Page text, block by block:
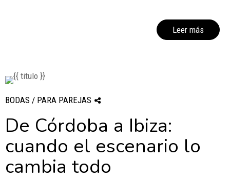
Leer más
BODAS / PARA PAREJAS
De Córdoba a Ibiza:
cuando el escenario lo
cambia todo